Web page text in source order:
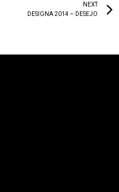
NEXT
DESIGNA 2014 – DESEJO